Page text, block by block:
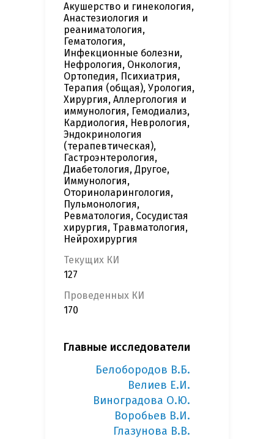
Акушерство и гинекология,
Анастезиология и
реаниматология,
Гематология,
Инфекционные болезни,
Нефрология, Онкология,
Ортопедия, Психиатрия,
Терапия (общая), Урология,
Хирургия, Аллергология и
иммунология, Гемодиализ,
Кардиология, Неврология,
Эндокринология
(терапевтическая),
Гастроэнтерология,
Диабетология, Другое,
Иммунология,
Оториноларингология,
Пульмонология,
Ревматология, Сосудистая
хирургия, Травматология,
Нейрохирургия
Текущих КИ
127
Проведенных КИ
170
Главные исследователи
Белобородов В.Б.
Велиев Е.И.
Виноградова О.Ю.
Воробьев В.И.
Глазунова В.В.